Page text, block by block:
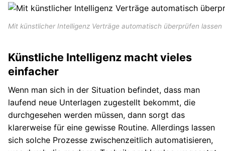
Mit künstlicher Intelligenz Verträge automatisch überprüfen lassen
Künstliche Intelligenz macht vieles
einfacher
Wenn man sich in der Situation befindet, dass man
laufend neue Unterlagen zugestellt bekommt, die
durchgesehen werden müssen, dann sorgt das
klarerweise für eine gewisse Routine. Allerdings lassen
sich solche Prozesse zwischenzeitlich automatisieren,